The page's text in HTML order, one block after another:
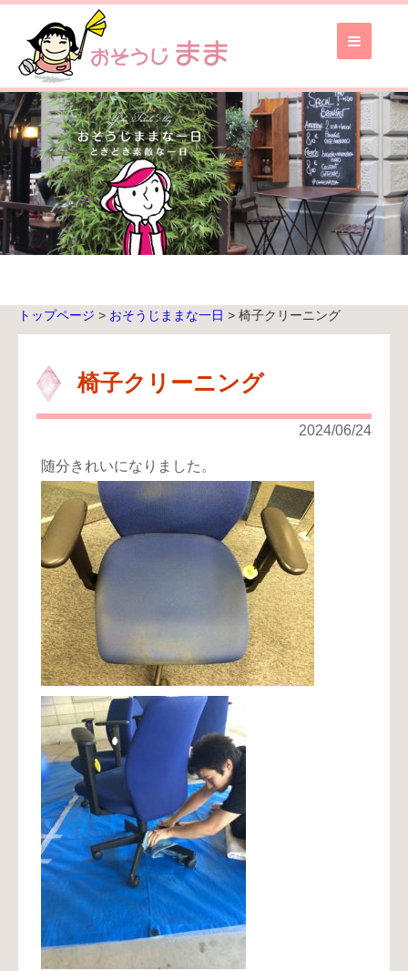
お
そ
う
じ
ま
ま
TOP
ブ
ロ
り
トップページ > おそうじままな一日 > 椅子クリーニング
椅子クリーニング
2024/06/24
随分きれいになりました。